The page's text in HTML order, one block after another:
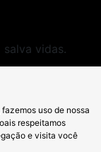
vidas.
uso de nossa
respeitamos
e visita você